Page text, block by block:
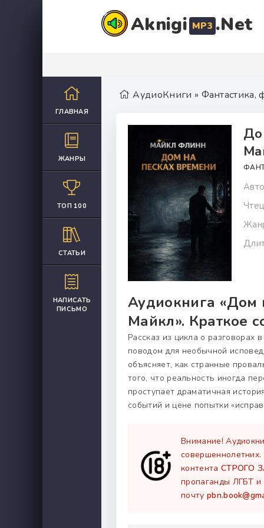
Aknigi MP3 .Net
ГЛАВНАЯ
ЖАНРЫ
ТОП 100
СТАТЬИ
НАПИСАТЬ
ПИСЬМО
АудиоКниги » Фантастика,
Аудиокнига «Дом
Майкл». Краткое
Рассказ из цикла о разговорах
поводом для необычной
объясняет, как странные
того, что реальность иногда
проступает драматичная
событий и цене попытки
Внимание!
контента СТРОГО
пропаганды ЛГБТ и
почту